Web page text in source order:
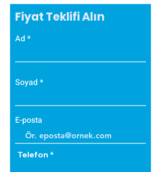
Fiyat Teklifi Alın
Ad
Soyad
E-posta
Telefon